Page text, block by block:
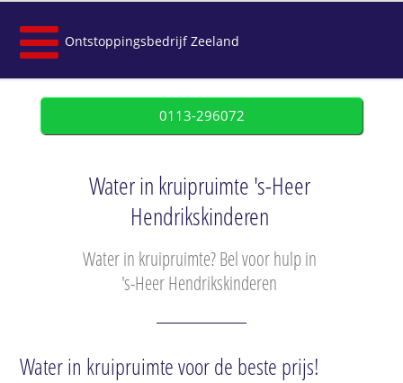
Ontstoppingsbedrijf Zeeland
0113-296072
Water in kruipruimte 's-Heer
Hendrikskinderen
Water in kruipruimte? Bel voor hulp in
's-Heer Hendrikskinderen
Water in kruipruimte voor de beste prijs!